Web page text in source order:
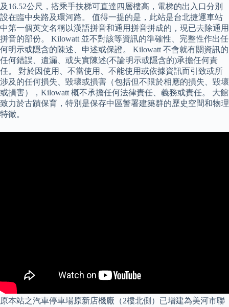
及16.52公尺，搭乘手扶梯可直達四層樓高，電梯的出入口分別
設在臨中央路及環河路。 值得一提的是，此站是台北捷運車站
中第一個英文名稱以漢語拼音和通用拼音拼成的，現已去除通用
拼音的部份。 Kilowatt 並不對該等資訊的準確性、完整性作出任
何明示或隱含的陳述、申述或保證。 Kilowatt 不會就有關資訊的
任何錯誤、遺漏、或失實陳述(不論明示或隱含的)承擔任何責
任。 對於因使用、不當使用、不能使用或依據資訊而引致或所
涉及的任何損失、毀壞或損害（包括但不限於相應的損失、毀壞
或損害），Kilowatt 概不承擔任何法律責任、義務或責任。 大館
致力於古蹟保育，特別是保存中區警署建築群的歷史空間和物理
特徵。
原本站之汽車停車場原新店機廠（2樓北側）已增建為美河市聯